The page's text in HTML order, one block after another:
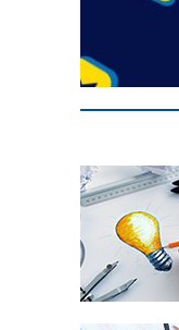
25 avril 2022
Afin
ukrainiens
FEUILLETER